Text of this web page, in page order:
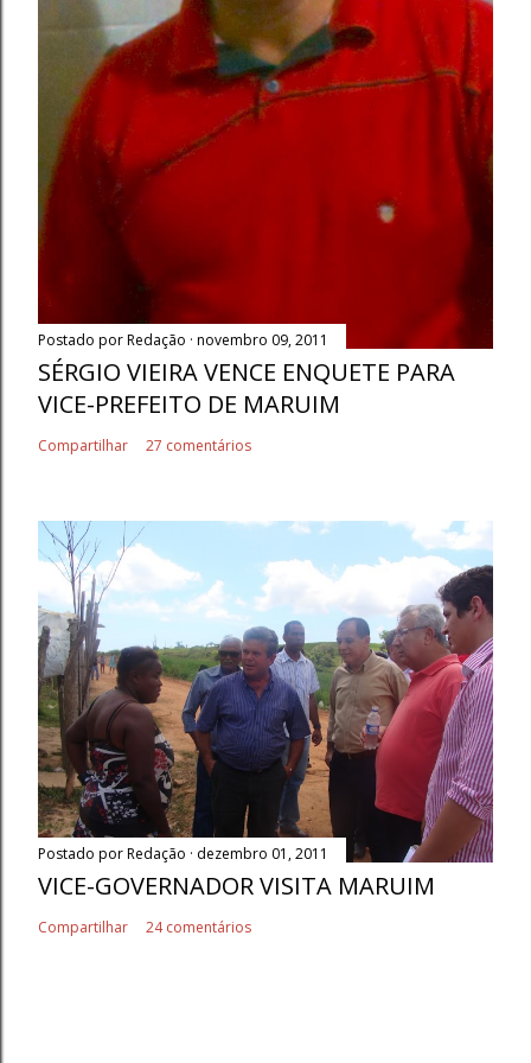
Postado porRedação novembro 09, 2011
SÉRGIO VIEIRA VENCE ENQUETE PARA
VICE-PREFEITO DE MARUIM
Compartilhar 27 comentários
Postado porRedação dezembro 01, 2011
VICE-GOVERNADOR VISITA MARUIM
Compartilhar 24 comentários